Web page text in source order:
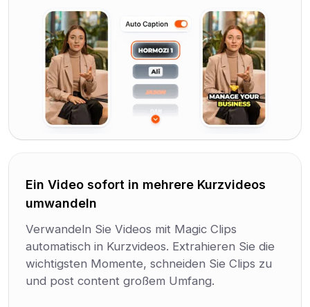
Ein Video sofort in mehrere Kurzvideos
umwandeln
Verwandeln Sie Videos mit Magic Clips
automatisch in Kurzvideos. Extrahieren Sie die
wichtigsten Momente, schneiden Sie Clips zu
und post content großem Umfang.